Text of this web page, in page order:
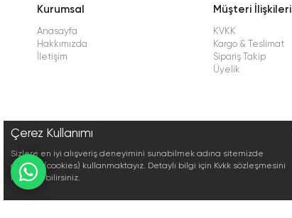
Kurumsal
Anasayfa
Hakkımızda
İletişim
Müşteri İlişkileri
KVKK
Kargo & Teslimat
Sipariş Takip
Üyelik
Çerez Kullanımı
Sizlere en iyi alışveriş deneyimini sunabilmek adına sitemizde
çerezler(cookies) kullanmaktayız. Detaylı bilgi için Kvkk sözleşmesini
inceleyebilirsiniz.